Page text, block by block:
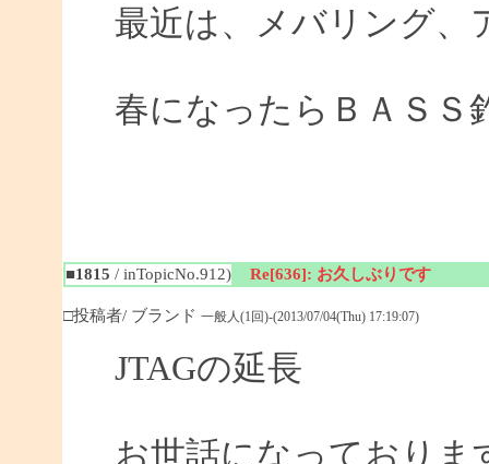
最近は、メバリング、
春になったらＢＡＳＳ
■1815 / inTopicNo.912) Re[636]: お久しぶりです
□投稿者/ ブランド 一般人(1回)-(2013/07/04(Thu) 17:19:07)
JTAGの延長
お世話になっておりま